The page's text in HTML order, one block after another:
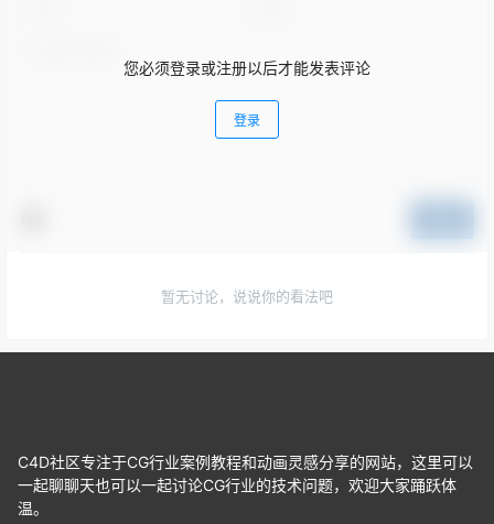
您必须登录或注册以后才能发表评论
登录
暂无讨论，说说你的看法吧
C4D社区专注于CG行业案例教程和动画灵感分享的网站，这里可以
一起聊聊天也可以一起讨论CG行业的技术问题，欢迎大家踊跃体
温。